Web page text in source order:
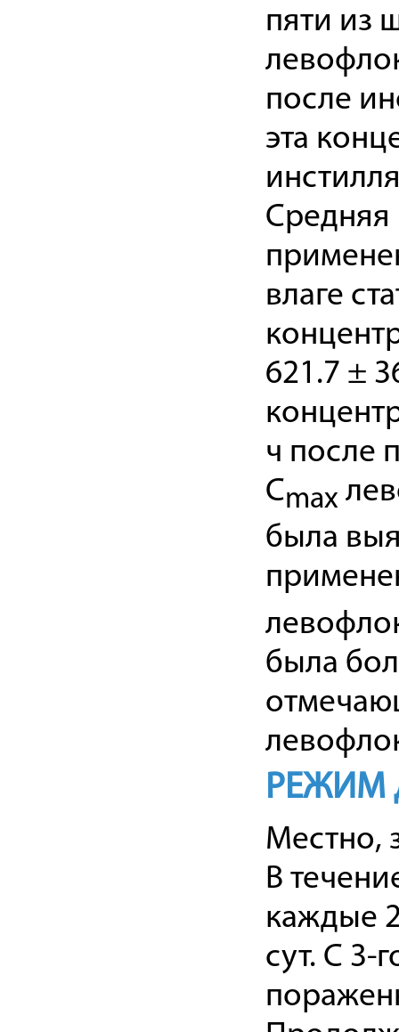
пяти из
после
эта
Средняя
влаге
621.7 ±
ч после
Cmax
была
была
РЕЖИМ
Местно,
В
каждые
сут. С 3-